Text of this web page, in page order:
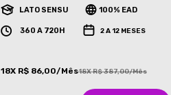
LATO SENSU 100% EAD
360 A 720H 2 A 12 MESES
18X R$ 86,00/Mês18X R$ 387,00/Mês